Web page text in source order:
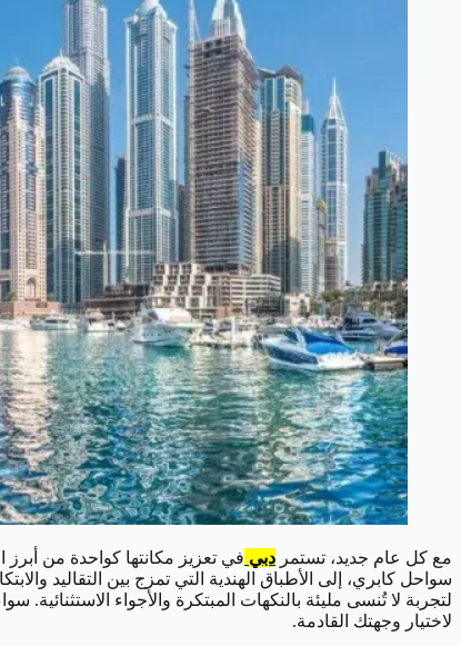
مع كل عام جديد، تستمر دبي في تعزيز مكانتها كواحدة من
لتجربة لا تُنسى مليئة بالنكهات المبتكرة والأجواء
لاختيار وجهتك القادمة.